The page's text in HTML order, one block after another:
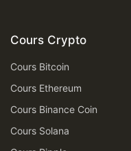
Cours Crypto
Cours Bitcoin
Cours Ethereum
Cours Binance Coin
Cours Solana